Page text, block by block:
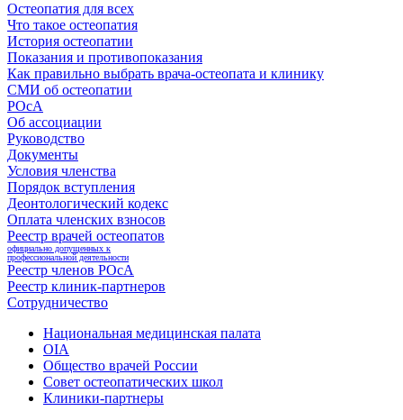
Остеопатия для всех
Что такое остеопатия
История остеопатии
Показания и противопоказания
Как правильно выбрать врача-остеопата и клинику
СМИ об остеопатии
РОсА
Об ассоциации
Руководство
Документы
Условия членства
Порядок вступления
Деонтологический кодекс
Оплата членских взносов
Реестр врачей остеопатов
официально допущенных к
профессиональной деятельности
Реестр членов РОсА
Реестр клиник-партнеров
Сотрудничество
Национальная медицинская палата
OIA
Общество врачей России
Совет остеопатических школ
Клиники-партнеры